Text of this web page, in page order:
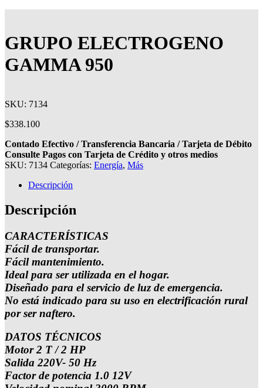
GRUPO ELECTROGENO
GAMMA 950
SKU: 7134
$338.100
Contado Efectivo / Transferencia Bancaria / Tarjeta de Débito
Consulte Pagos con Tarjeta de Crédito y otros medios
SKU: 7134 Categorías: Energía, Más
Descripción
Descripción
CARACTERÍSTICAS
Fácil de transportar.
Fácil mantenimiento.
Ideal para ser utilizada en el hogar.
Diseñado para el servicio de luz de emergencia.
No está indicado para su uso en electrificación rural
por ser naftero.
DATOS TÉCNICOS
Motor 2 T / 2 HP
Salida 220V- 50 Hz
Factor de potencia 1.0 12V